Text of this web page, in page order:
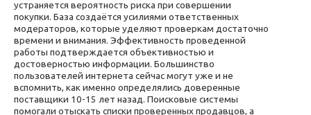
устраняется вероятность риска при совершении
покупки. База создаётся усилиями ответственных
модераторов, которые уделяют проверкам достаточно
времени и внимания. Эффективность проведенной
работы подтверждается объективностью и
достоверностью информации. Большинство
пользователей интернета сейчас могут уже и не
вспомнить, как именно определялись доверенные
поставщики 10-15 лет назад. Поисковые системы
помогали отыскать списки проверенных продавцов, а